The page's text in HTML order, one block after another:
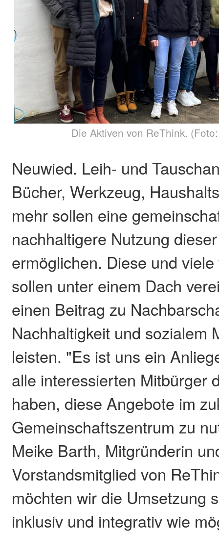
Die Aktiven von ReThink.
Neuwied. Leih- und
Bücher, Werkzeug,
mehr sollen eine
nachhaltigere Nutzung
ermöglichen. Diese und
sollen unter einem Dach
einen Beitrag zu
Nachhaltigkeit und sozialem
leisten. "Es ist uns ein
alle interessierten Mitbürger
haben, diese Angebote im
Gemeinschaftszentrum zu
Meike Barth, Mitgründerin
Vorstandsmitglied von
möchten wir die Umsetzung
inklusiv und integrativ wie